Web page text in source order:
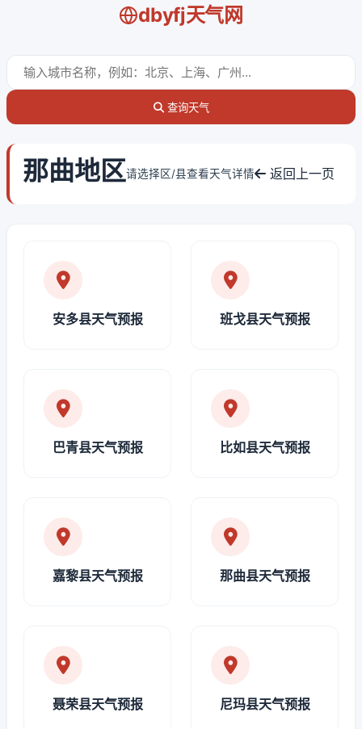
dbyfj天气网
查询天气
那曲地区请选择区/县查看天气详情 返回上一页
安多县天气预报 班戈县天气预报
巴青县天气预报 比如县天气预报
嘉黎县天气预报 那曲县天气预报
聂荣县天气预报 尼玛县天气预报